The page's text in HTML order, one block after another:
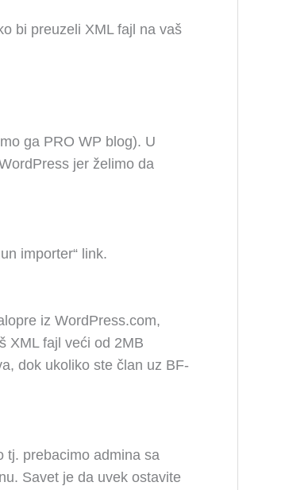
bi preuzeli XML fajl na vaš
ga PRO WP blog). U
jer želimo da
importer“ link.
iz WordPress.com,
XML fajl veći od 2MB
dok ukoliko ste član uz BF-
tj. prebacimo admina sa
Savet je da uvek ostavite